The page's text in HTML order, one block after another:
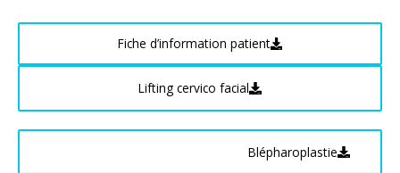
Fiche d’information patient
Lifting cervico facial
Blépharoplastie